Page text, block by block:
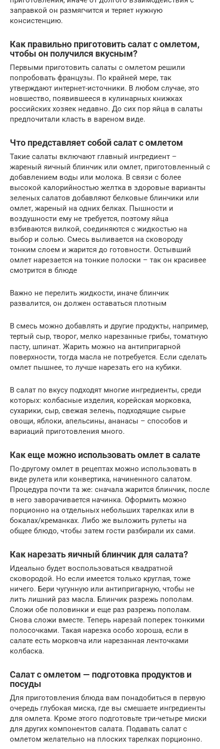
заправкой он размягчится и теряет нужную
консистенцию.
Как правильно приготовить салат с омлетом,
чтобы он получился вкусным?
Первыми приготовить салаты с омлетом решили
попробовать французы. По крайней мере, так
утверждают интернет-источники. В любом случае, это
новшество, появившееся в кулинарных книжках
российских хозяек недавно. До сих пор яйца в салаты
предпочитали класть в вареном виде.
Что представляет собой салат с омлетом
Такие салаты включают главный ингредиент –
жареный яичный блинчик или омлет, приготовленный с
добавлением воды или молока. В связи с более
высокой калорийностью желтка в здоровые варианты
зеленых салатов добавляют белковые блинчики или
омлет, жареный на одних белках. Пышности и
воздушности ему не требуется, поэтому яйца
взбиваются вилкой, соединяются с жидкостью на
выбор и солью. Смесь выливается на сковороду
тонким слоем и жарится до готовности. Остывший
омлет нарезается на тонкие полоски – так он красивее
смотрится в блюде
Важно не перелить жидкости, иначе блинчик
развалится, он должен оставаться плотным
В смесь можно добавлять и другие продукты, например,
тертый сыр, творог, мелко нарезанные грибы, томатную
пасту, шпинат. Жарить можно на антипригарной
поверхности, тогда масла не потребуется. Если сделать
омлет пышнее, то лучше нарезать его на кубики.
В салат по вкусу подходят многие ингредиенты, среди
которых: колбасные изделия, корейская морковка,
сухарики, сыр, свежая зелень, подходящие сырые
овощи, яблоки, апельсины, ананасы – способов и
вариаций приготовления много.
Как еще можно использовать омлет в салате
По-другому омлет в рецептах можно использовать в
виде рулета или конвертика, начиненного салатом.
Процедура почти та же: сначала жарится блинчик, после
в него заворачивается начинка. Оформить можно
порционно на отдельных небольших тарелках или в
бокалах/креманках. Либо же выложить рулеты на
общее блюдо, чтобы затем гости разбирали их сами.
Как нарезать яичный блинчик для салата?
Идеально будет воспользоваться квадратной
сковородой. Но если имеется только круглая, тоже
ничего. Бери чугунную или антипригарную, чтобы не
лить лишний раз масла. Блинчик разрежь пополам.
Сложи обе половинки и еще раз разрежь пополам.
Снова сложи вместе. Теперь нарезай поперек тонкими
полосочками. Такая нарезка особо хороша, если в
салате есть морковча или нарезанная ленточками
колбаска.
Салат с омлетом — подготовка продуктов и
посуды
Для приготовления блюда вам понадобиться в первую
очередь глубокая миска, где вы смешаете ингредиенты
для омлета. Кроме этого подготовьте три-четыре миски
для других компонентов салата. Подавать салат с
омлетом желательно на плоских тарелках порционно.